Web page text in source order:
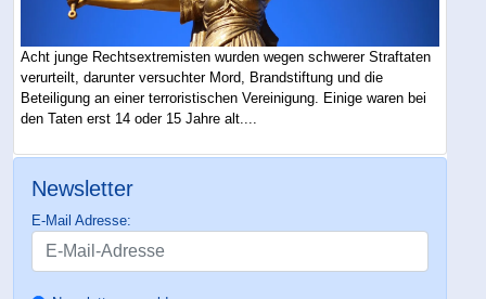
Acht junge Rechtsextremisten wurden wegen schwerer Straftaten
verurteilt, darunter versuchter Mord, Brandstiftung und die
Beteiligung an einer terroristischen Vereinigung. Einige waren bei
den Taten erst 14 oder 15 Jahre alt....
Newsletter
E-Mail Adresse: